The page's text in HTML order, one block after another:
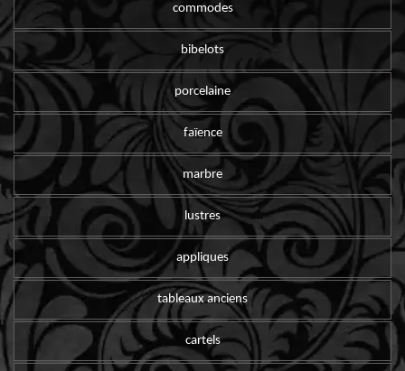
commodes
bibelots
porcelaine
faïence
marbre
lustres
appliques
tableaux anciens
cartels